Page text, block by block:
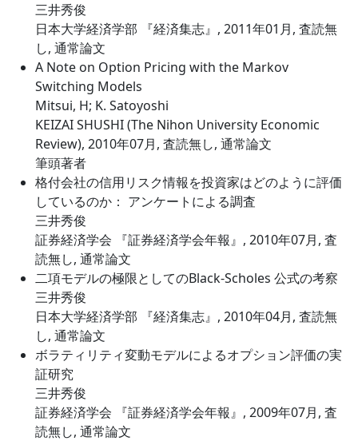
三井秀俊
日本大学経済学部 『経済集志』, 2011年01月, 査読無
し, 通常論文
A Note on Option Pricing with the Markov
Switching Models
Mitsui, H; K. Satoyoshi
KEIZAI SHUSHI (The Nihon University Economic
Review), 2010年07月, 査読無し, 通常論文
筆頭著者
格付会社の信用リスク情報を投資家はどのように評価
しているのか： アンケートによる調査
三井秀俊
証券経済学会 『証券経済学会年報』, 2010年07月, 査
読無し, 通常論文
二項モデルの極限としてのBlack-Scholes 公式の考察
三井秀俊
日本大学経済学部 『経済集志』, 2010年04月, 査読無
し, 通常論文
ボラティリティ変動モデルによるオプション評価の実
証研究
三井秀俊
証券経済学会 『証券経済学会年報』, 2009年07月, 査
読無し, 通常論文